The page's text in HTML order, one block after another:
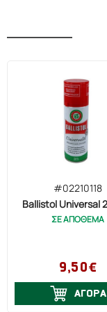
#02210118
Ballistol Universal
ΣΕ ΑΠΟΘΕΜΑ
9,50€
ΑΓΟΡΑ